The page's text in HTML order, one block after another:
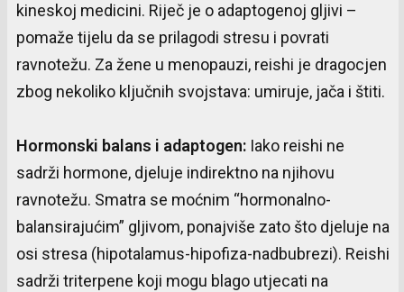
kineskoj medicini. Riječ je o adaptogenoj gljivi –
pomaže tijelu da se prilagodi stresu i povrati
ravnotežu. Za žene u menopauzi, reishi je dragocjen
zbog nekoliko ključnih svojstava: umiruje, jača i štiti.
Hormonski balans i adaptogen: Iako reishi ne
sadrži hormone, djeluje indirektno na njihovu
ravnotežu. Smatra se moćnim “hormonalno-
balansirajućim” gljivom, ponajviše zato što djeluje na
osi stresa (hipotalamus-hipofiza-nadbubrezi). Reishi
sadrži triterpene koji mogu blago utjecati na